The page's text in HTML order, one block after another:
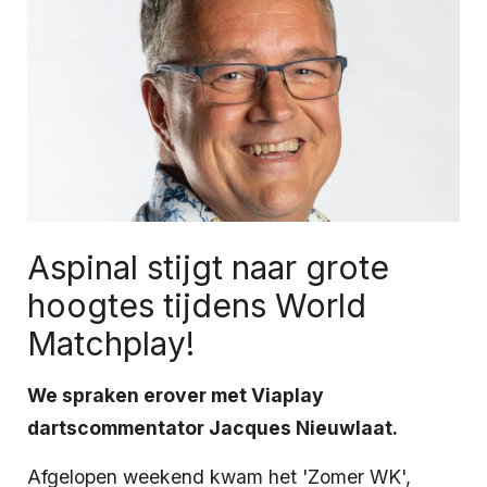
Aspinal stijgt naar grote
hoogtes tijdens World
Matchplay!
We spraken erover met Viaplay
dartscommentator Jacques Nieuwlaat.
Afgelopen weekend kwam het 'Zomer WK',